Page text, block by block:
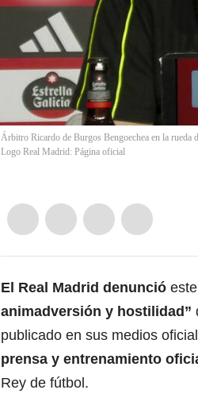
Árbitro Ricardo de Burgos Bengoechea en la
Logo Real Madrid: Página oficial
El Real Madrid denunció
animadversión y hostilidad”
publicado en sus medios
prensa y entrenamiento
Rey de fútbol.